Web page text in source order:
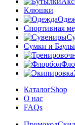
Клюшки
Спортивная
Сумки и Баулы
КаталогShop
О нас
FAQs